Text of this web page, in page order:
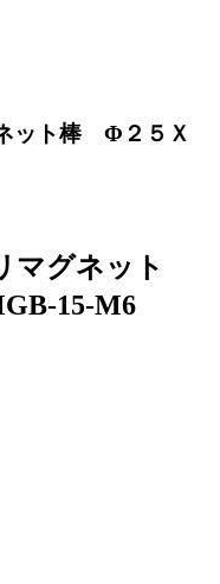
ット棒 Φ２５Ｘ
マグネット
15-M6